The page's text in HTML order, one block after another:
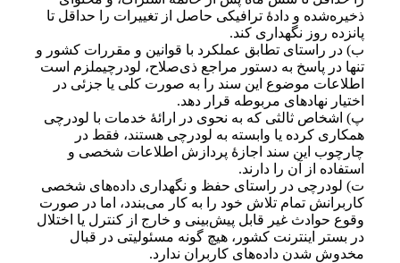
ذخیره‌شده و دادهٔ ترافیکی حاصل از تغییرات را حداقل تا
پانزده روز نگهداری کند.
ب) در راستای تطابق عملکرد با قوانین و مقررات کشور و
تنها در پاسخ به دستور مراجع ذی‌صلاح، لودرچیملزم است
اطلاعات موضوع این سند را به صورت کلی یا جزئی در
اختیار نهادهای مربوطه قرار دهد.
پ) اشخاص ثالثی که به نحوی در ارائهٔ خدمات با لودرچی
همکاری کرده یا وابسته به لودرچی هستند، فقط در
چارچوب این سند اجازهٔ پردازش اطلاعات شخصی و
استفاده از آن را دارند.
ت) لودرچی در راستای حفظ و نگهداری داده‌های شخصی
کاربرانش تمام تلاش خود را به کار می‌بندد، اما در صورت
وقوع حوادث غیر قابل پیش‌بینی و خارج از کنترل یا اختلال
در بستر اینترنت کشور، هیچ گونه مسئولیتی در قبال
مخدوش شدن داده‌های کاربران ندارد.